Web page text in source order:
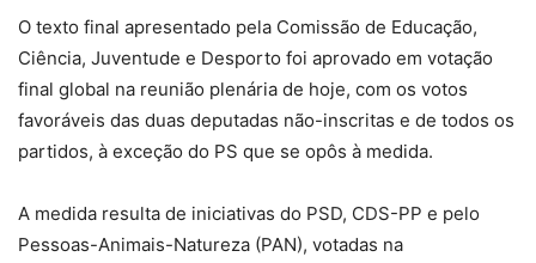
O texto final apresentado pela Comissão de Educação,
Ciência, Juventude e Desporto foi aprovado em votação
final global na reunião plenária de hoje, com os votos
favoráveis das duas deputadas não-inscritas e de todos os
partidos, à exceção do PS que se opôs à medida.
A medida resulta de iniciativas do PSD, CDS-PP e pelo
Pessoas-Animais-Natureza (PAN), votadas na